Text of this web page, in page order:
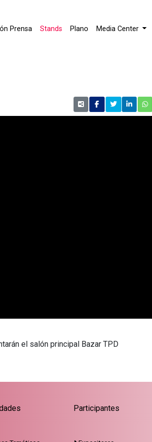
Prensa Stands Plano Media Center
el salón principal Bazar TPD
Participantes